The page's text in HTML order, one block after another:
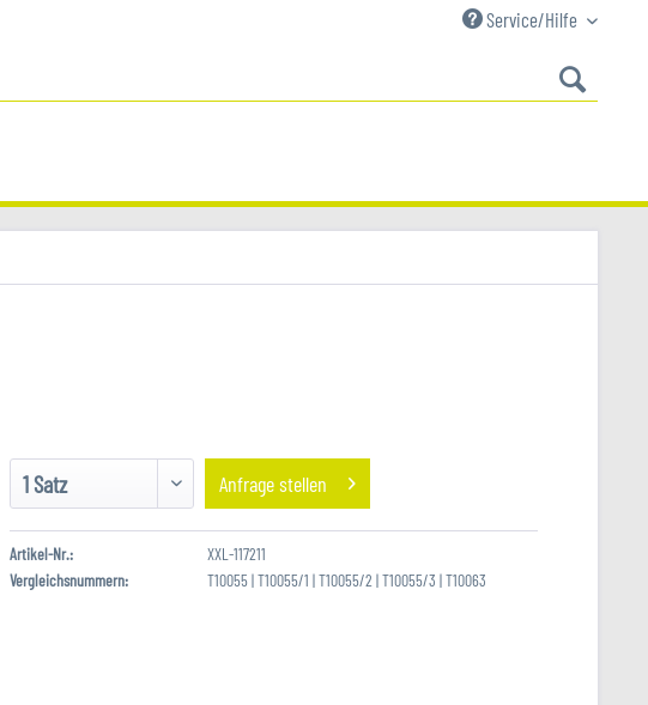
Service/Hilfe
Anfrage stellen
Artikel-Nr.:
XXL-117211
Vergleichsnummern:
T10055 | T10055/1 | T10055/2 | T10055/3 | T10063